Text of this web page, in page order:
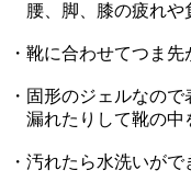
腰、脚、膝の疲れや
・靴に合わせてつま
・固形のジェルなの
漏れたりして靴の中
・汚れたら水洗いが